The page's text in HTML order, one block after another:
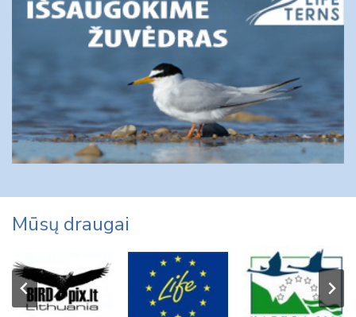
Mūsų draugai